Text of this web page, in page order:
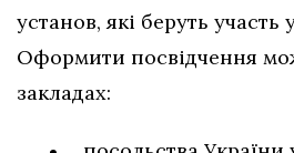
установ, які беруть участь
Оформити посвідчення
закладах: